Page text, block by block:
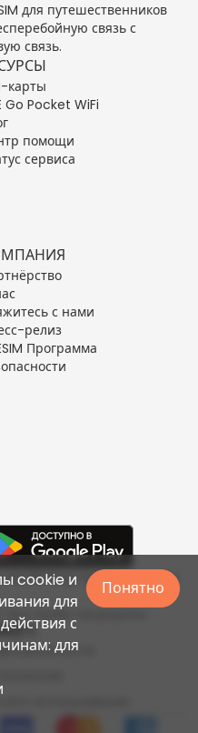
для путешественников
связь с
связь.
карты
Go Pocket WiFi
помощи
сервиса
с нами
релиз
Программа
King Yip Street, Kwun
Все права защищены.
cookie и
для
с
для
Понятно